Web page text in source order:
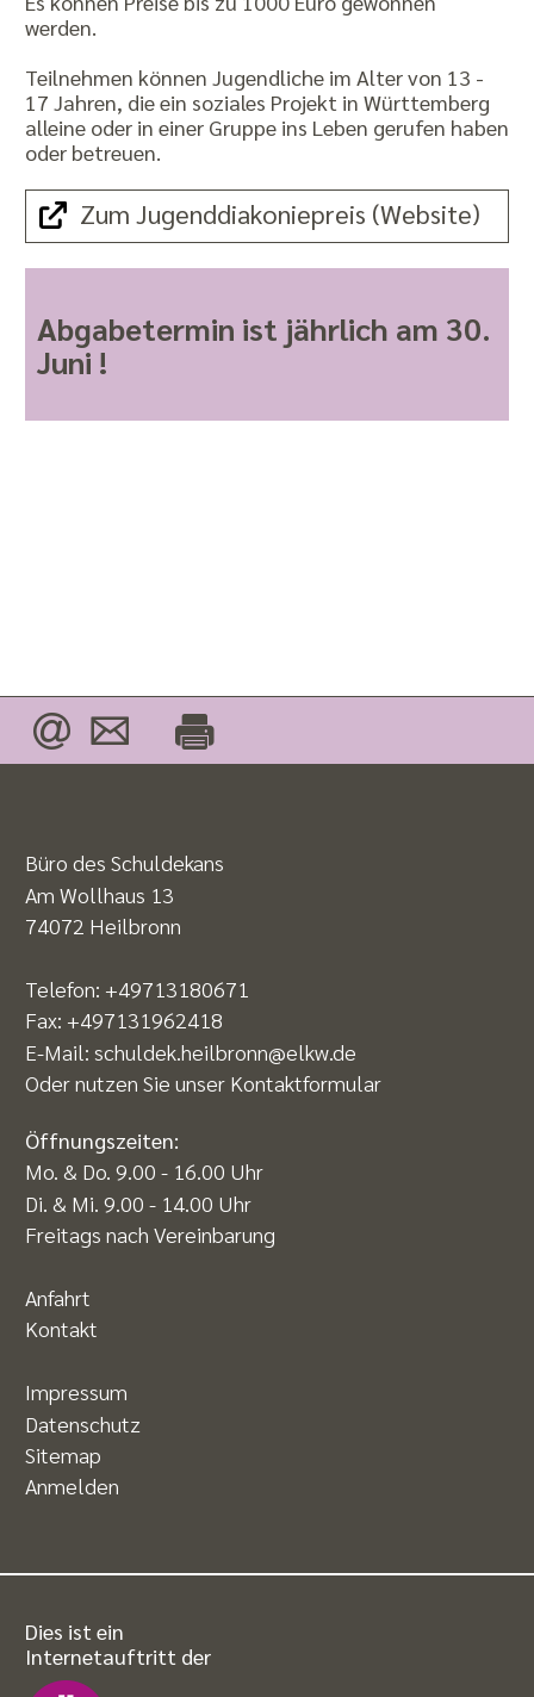
werden.
Teilnehmen können Jugendliche im Alter von 13 -
17 Jahren, die ein soziales Projekt in Württemberg
alleine oder in einer Gruppe ins Leben gerufen haben
oder betreuen.
Zum Jugenddiakoniepreis (Website)
Abgabetermin ist jährlich am 30.
Juni !
Büro des Schuldekans
Am Wollhaus 13
74072 Heilbronn
Telefon: +49713180671
Fax: +497131962418
E-Mail: schuldek.heilbronn@elkw.de
Oder nutzen Sie unser Kontaktformular
Öffnungszeiten:
Mo. & Do. 9.00 - 16.00 Uhr
Di. & Mi. 9.00 - 14.00 Uhr
Freitags nach Vereinbarung
Anfahrt
Kontakt
Impressum
Datenschutz
Sitemap
Anmelden
Dies ist ein
Internetauftritt der